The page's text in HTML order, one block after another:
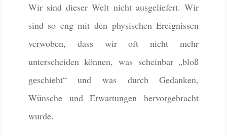
Wir sind dieser Welt nicht ausgeliefert. Wir
sind so eng mit den physischen Ereignissen
verwoben, dass wir oft nicht mehr
unterscheiden können, was scheinbar „bloß
geschieht“ und was durch Gedanken,
Wünsche und Erwartungen hervorgebracht
wurde.